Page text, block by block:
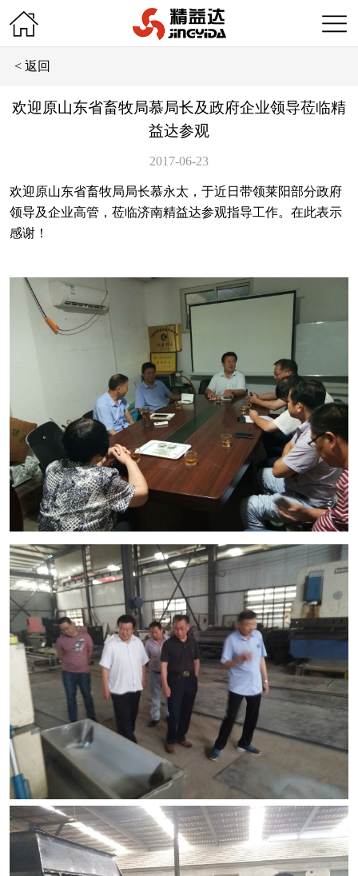
< 返回
欢迎原山东省畜牧局慕局长及政府企业领导莅临精
益达参观
2017-06-23
欢迎原山东省畜牧局局长慕永太，于近日带领莱阳部分政府
领导及企业高管，莅临济南精益达参观指导工作。在此表示
感谢！